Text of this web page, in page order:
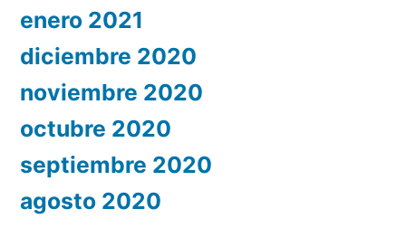
enero 2021
diciembre 2020
noviembre 2020
octubre 2020
septiembre 2020
agosto 2020